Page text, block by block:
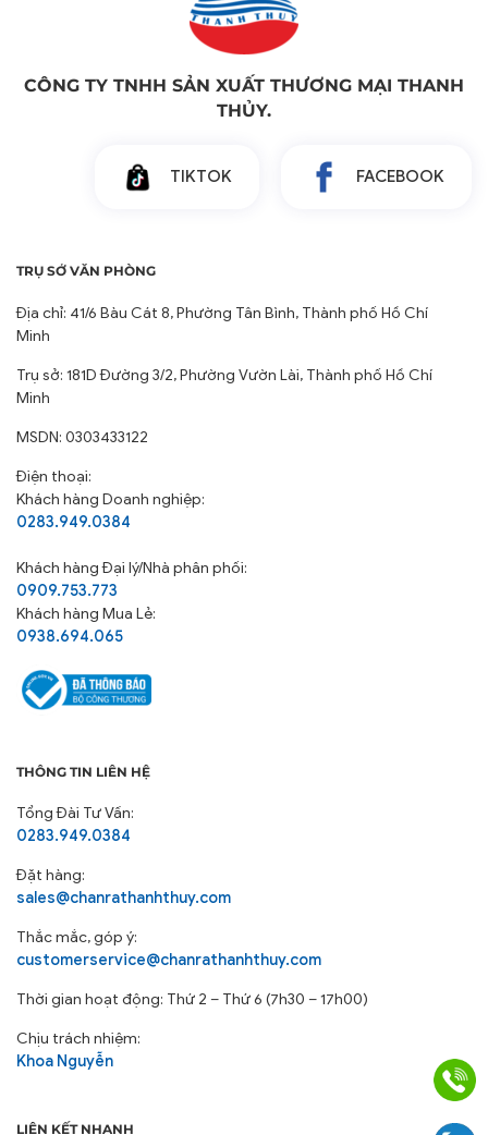
CÔNG TY TNHH SẢN XUẤT THƯƠNG MẠI THANH
THỦY.
TIKTOK FACEBOOK
TRỤ SỞ VĂN PHÒNG
Địa chỉ: 41/6 Bàu Cát 8, Phường Tân Bình, Thành phố Hồ Chí
Minh
Trụ sở: 181D Đường 3/2, Phường Vườn Lài, Thành phố Hồ Chí
Minh
MSDN: 0303433122
Điện thoại:
Khách hàng Doanh nghiệp:
0283.949.0384
Khách hàngĐại lý/Nhà phân phối:
0909.753.773
Khách hàng Mua Lẻ:
0938.694.065
THÔNG TIN LIÊN HỆ
Tổng Đài Tư Vấn:
0283.949.0384
Đặt hàng:
sales@chanrathanhthuy.com
Thắc mắc, góp ý:
customerservice@chanrathanhthuy.com
Thời gian hoạt động: Thứ 2 – Thứ 6 (7h30 – 17h00)
Chịu trách nhiệm:
Khoa Nguyễn
LIÊN KẾT NHANH